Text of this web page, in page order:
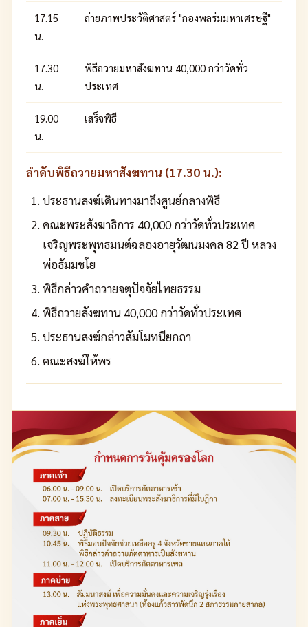
17.15
น.
ถ่ายภาพประวัติศาสตร์ "กองพลร่มมหาเศรษฐี"
17.30
น.
พิธีถวายมหาสังฆทาน 40,000 กว่าวัดทั่ว
ประเทศ
19.00
น.
เสร็จพิธี
ลำดับพิธีถวายมหาสังฆทาน (17.30 น.):
ประธานสงฆ์เดินทางมาถึงศูนย์กลางพิธี
คณะพระสังฆาธิการ 40,000 กว่าวัดทั่วประเทศ
เจริญพระพุทธมนต์ฉลองอายุวัฒนมงคล 82 ปี หลวง
พ่อธัมมชโย
พิธีกล่าวคำถวายจตุปัจจัยไทยธรรม
พิธีถวายสังฆทาน 40,000 กว่าวัดทั่วประเทศ
ประธานสงฆ์กล่าวสัมโมทนียกถา
คณะสงฆ์ให้พร